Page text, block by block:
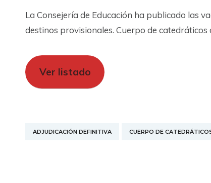
La Consejería de Educación ha publicado las
destinos provisionales. Cuerpo de catedráticos
Ver listado
ADJUDICACIÓN DEFINITIVA CUERPO DE